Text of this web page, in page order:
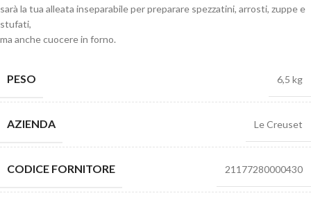
sarà la tua alleata inseparabile per preparare spezzatini, arrosti, zuppe e
stufati,
ma anche cuocere in forno.
PESO 6,5 kg
AZIENDA Le Creuset
CODICE FORNITORE 21177280000430